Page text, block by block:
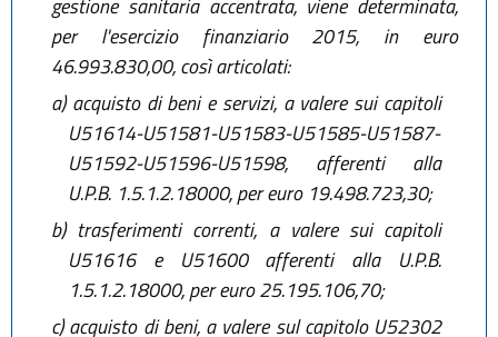
gestione sanitaria accentrata, viene determinata,
per l'esercizio finanziario 2015, in euro
46.993.830,00, così articolati:
a)acquisto di beni e servizi, a valere sui capitoli
U51614-U51581-U51583-U51585-U51587-
U51592-U51596-U51598, afferenti alla
U.P.B. 1.5.1.2.18000, per euro 19.498.723,30;
b)trasferimenti correnti, a valere sui capitoli
U51616 e U51600 afferenti alla U.P.B.
1.5.1.2.18000, per euro 25.195.106,70;
c)acquisto di beni, a valere sul capitolo U52302